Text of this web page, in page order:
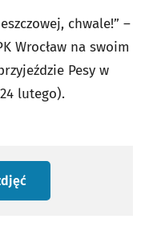
chwale!” –
Wrocław na swoim
Pesy w
lutego).